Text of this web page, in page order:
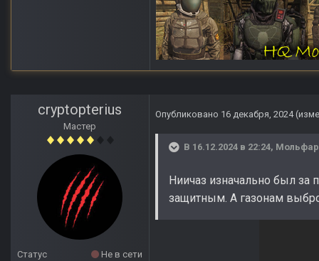
cryptopterius
Мастер
Статус
Не в сети
Опубликовано 16 декабря, 2024
В 16.12.2024 в 22:24, Мольфар
Ниичаз изначально был за
защитным. А газонам